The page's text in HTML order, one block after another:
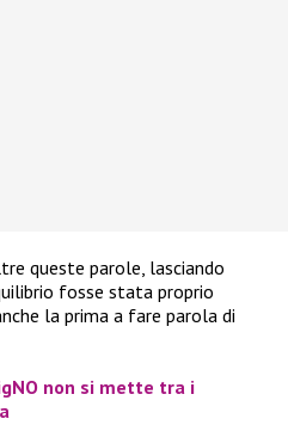
queste parole, lasciando
fosse stata proprio
la prima a fare parola di
non si mette tra i